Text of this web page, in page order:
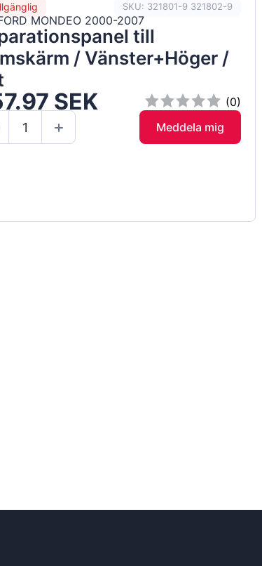
SKU: 321801-9 321802-9
MONDEO 2000-2007
till
/ Vänster+Höger /
SEK
(0)
Meddela mig